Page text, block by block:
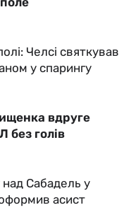
Челсі святкував
у спарингу
вдруге
без голів
Сабадель у
асист